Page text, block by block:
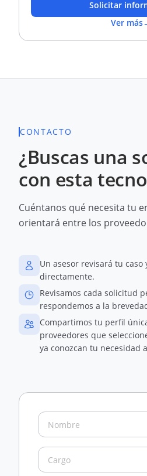
Solicitar
Ver más
CONTACTO
¿Buscas una
con esta
Cuéntanos qué necesita tu
orientará entre los
Un asesor revisará tu caso
directamente.
Revisamos cada solicitud
respondemos a la
Compartimos tu perfil
proveedores que
ya conozcan tu necesidad